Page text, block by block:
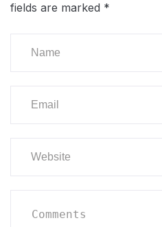
fields are marked *